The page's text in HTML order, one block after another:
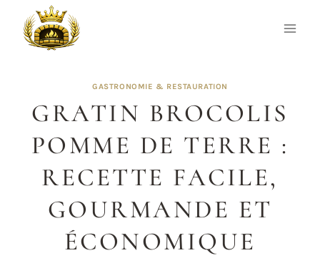
contenu
GASTRONOMIE & RESTAURATION
GRATIN BROCOLIS
POMME DE TERRE :
RECETTE FACILE,
GOURMANDE ET
ÉCONOMIQUE